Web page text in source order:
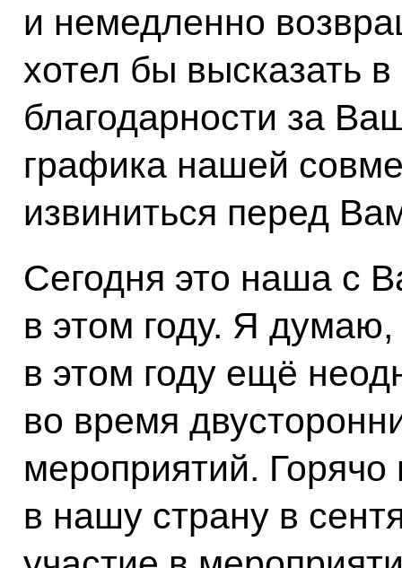
и немедленно
хотел бы высказать
благодарности за
графика нашей
извиниться перед
Сегодня это наша с
в этом году. Я
в этом году ещё
во время
мероприятий.
в нашу страну в